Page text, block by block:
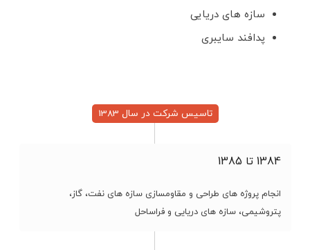
سازه های دریایی
پدافند سایبری
تاسیس شرکت در سال 1383
1384 تا 1385
انجام پروژه های طراحی و مقاومسازی سازه های نفت، گاز،
پتروشیمی، سازه های دریایی و فراساحل